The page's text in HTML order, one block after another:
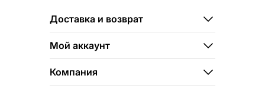
Доставка и возврат
Мой аккаунт
Компания